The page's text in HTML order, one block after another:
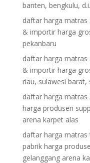
banten, bengkulu,
daftar harga matras
& importir harga
pekanbaru
daftar harga matras
& importir harga
riau, sulawesi barat,
daftar harga
harga produsen
arena karpet alas
daftar harga
pabrik harga
gelanggang arena